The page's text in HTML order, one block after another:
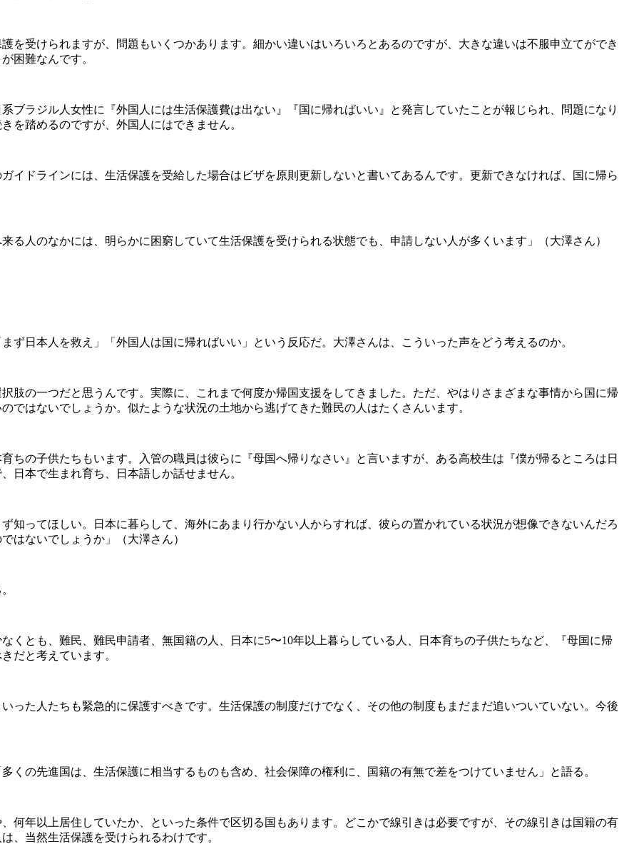
を受けられますが、問題もいくつかあります。細かい違いはいろいろとあるのですが、大きな違いは不服申立てができ
困難なんです。
ブラジル人女性に『外国人には生活保護費は出ない』『国に帰ればいい』と発言していたことが報じられ、問題になり
を踏めるのですが、外国人にはできません。
ドラインには、生活保護を受給した場合はビザを原則更新しないと書いてあるんです。更新できなければ、国に帰ら
人のなかには、明らかに困窮していて生活保護を受けられる状態でも、申請しない人が多くいます」（大澤さん）
日本人を救え」「外国人は国に帰ればいい」という反応だ。大澤さんは、こういった声をどう考えるのか。
肢の一つだと思うんです。実際に、これまで何度か帰国支援をしてきました。ただ、やはりさまざまな事情から国に帰
ではないでしょうか。似たような状況の土地から逃げてきた難民の人はたくさんいます。
の子供たちもいます。入管の職員は彼らに『母国へ帰りなさい』と言いますが、ある高校生は『僕が帰るところは日
日本で生まれ育ち、日本語しか話せません。
ってほしい。日本に暮らして、海外にあまり行かない人からすれば、彼らの置かれている状況が想像できないんだろ
はないでしょうか」（大澤さん）
くとも、難民、難民申請者、無国籍の人、日本に5〜10年以上暮らしている人、日本育ちの子供たちなど、『母国に帰
だと考えています。
た人たちも緊急的に保護すべきです。生活保護の制度だけでなく、その他の制度もまだまだ追いついていない。今後
の先進国は、生活保護に相当するものも含め、社会保障の権利に、国籍の有無で差をつけていません」と語る。
何年以上居住していたか、といった条件で区切る国もあります。どこかで線引きは必要ですが、その線引きは国籍の有
、当然生活保護を受けられるわけです。